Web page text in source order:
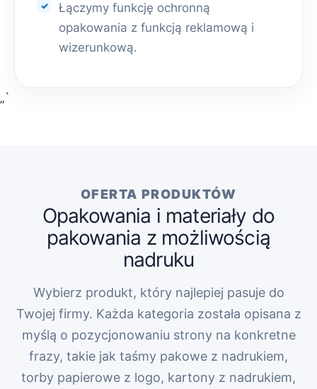
Łączymy funkcję ochronną
opakowania z funkcją reklamową i
wizerunkową.
„`
OFERTA PRODUKTÓW
Opakowania i materiały do
pakowania z możliwością
nadruku
Wybierz produkt, który najlepiej pasuje do
Twojej firmy. Każda kategoria została opisana z
myślą o pozycjonowaniu strony na konkretne
frazy, takie jak taśmy pakowe z nadrukiem,
torby papierowe z logo, kartony z nadrukiem,